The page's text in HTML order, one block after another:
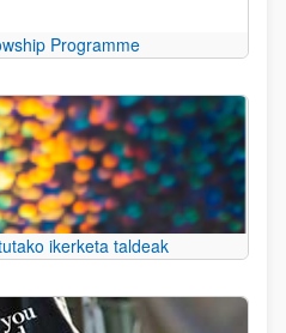
Programme
ikerketa taldeak